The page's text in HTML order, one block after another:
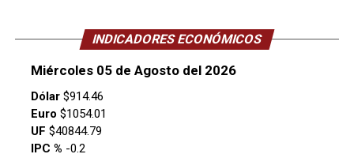
INDICADORES ECONÓMICOS
Miércoles 05 de Agosto del 2026
Dólar$914.46
Euro $1054.01
UF $40844.79
IPC % -0.2